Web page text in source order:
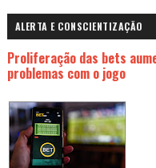
ALERTA E CONSCIENTIZAÇÃO
Proliferação das bets
problemas com o jogo